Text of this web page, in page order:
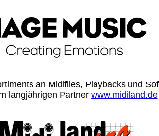
an Midifiles, Playbacks und
langjährigen Partner www.midiland.de